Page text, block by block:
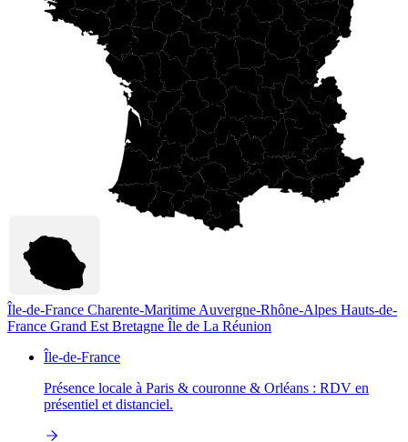
Île-de-France Charente-Maritime Auvergne-Rhône-Alpes Hauts-de-
France Grand Est Bretagne Île de La Réunion
Île-de-France
Présence locale à Paris & couronne & Orléans : RDV en
présentiel et distanciel.